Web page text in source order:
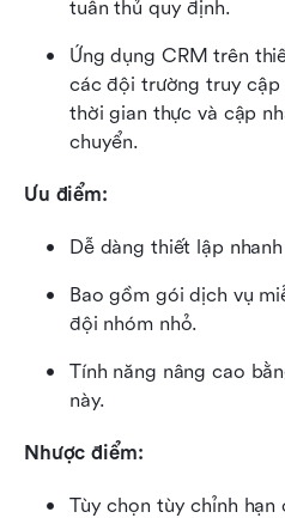
tuân thủ quy định.
Ứng dụng CRM trên
các đội trường truy cập
thời gian thực và cập
chuyển.
Ưu điểm:
Dễ dàng thiết lập
Bao gồm gói dịch vụ
đội nhóm nhỏ.
Tính năng nâng cao
này.
Nhược điểm:
Tùy chọn tùy chỉnh hạn